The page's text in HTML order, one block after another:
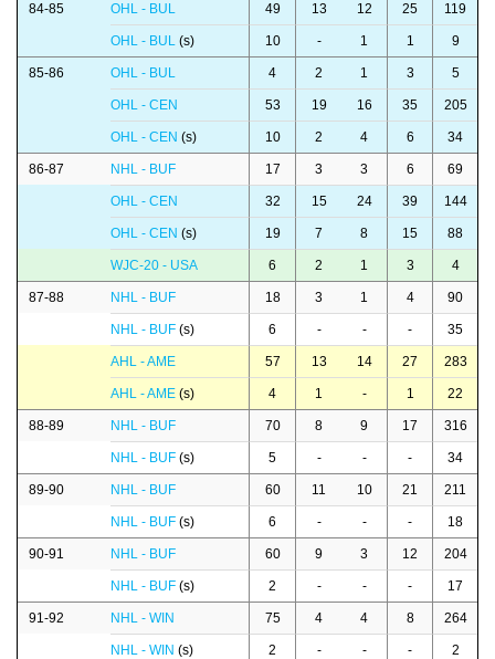
84-85 OHL - BUL 49 13 12 25 119
OHL - BUL (s) 10 - 1 1 9
85-86 OHL - BUL 4 2 1 3 5
OHL - CEN 53 19 16 35 205
OHL - CEN (s) 10 2 4 6 34
86-87 NHL - BUF 17 3 3 6 69
OHL - CEN 32 15 24 39 144
OHL - CEN (s) 19 7 8 15 88
WJC-20 - USA 6 2 1 3 4
87-88 NHL - BUF 18 3 1 4 90
NHL - BUF (s) 6 - - - 35
AHL - AME 57 13 14 27 283
AHL - AME (s) 4 1 - 1 22
88-89 NHL - BUF 70 8 9 17 316
NHL - BUF (s) 5 - - - 34
89-90 NHL - BUF 60 11 10 21 211
NHL - BUF (s) 6 - - - 18
90-91 NHL - BUF 60 9 3 12 204
NHL - BUF (s) 2 - - - 17
91-92 NHL - WIN 75 4 4 8 264
NHL - WIN (s) 2 - - - 2